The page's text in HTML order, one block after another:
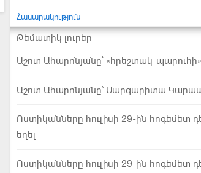
Հասարակություն
Թեմատիկ լուրեր
Աշոտ Ահարոնյանը՝ «հրեշտակ-
Աշոտ Ահարոնյանը՝ Մարգարիտա
Ոստիկանները հուլիսի 29-ին հոգեմետ
եղել
Ոստիկանները հուլիսի 29-ին հոգեմետ